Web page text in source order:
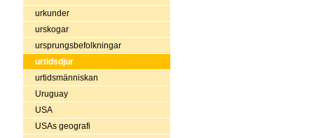
urkunder
urskogar
ursprungsbefolkningar
urtidsdjur
urtidsmänniskan
Uruguay
USA
USAs geografi